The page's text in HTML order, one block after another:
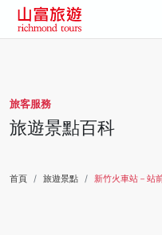
旅客服務
旅遊景點百科
首頁 旅遊景點 新竹火車站－站